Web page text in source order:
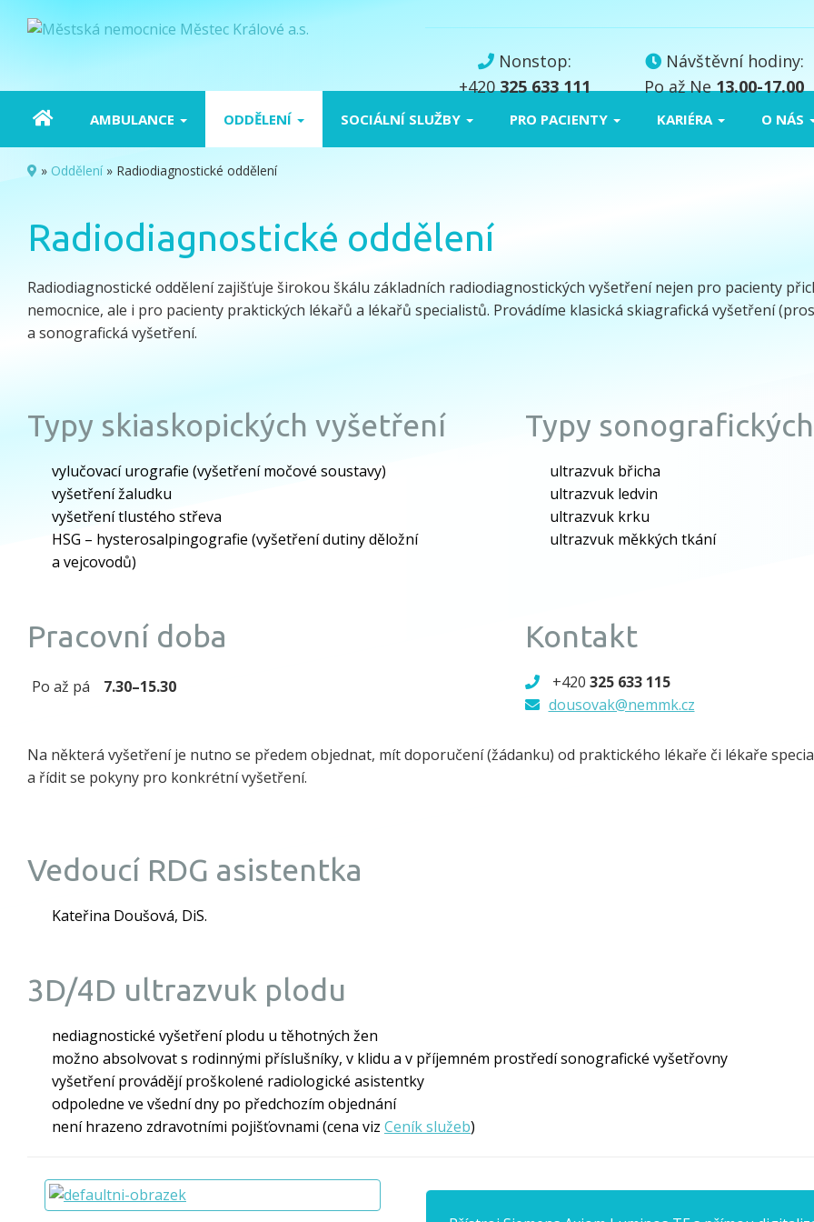
to
Nonstop:
+420 325 633 111
Návštěvní hodiny:
Po až Ne13.00-17.00
AMBULANCE ODDĚLENÍ SOCIÁLNÍ SLUŽBY PRO PACIENTY KARIÉRA O NÁS
» Oddělení» Radiodiagnostické oddělení
Radiodiagnostické oddělení
Radiodiagnostické oddělení zajišťuje širokou škálu základních radiodiagnostických vyšetření nejen pro pacienty
nemocnice, ale i pro pacienty praktických lékařů a lékařů specialistů. Provádíme klasická skiagrafická vyšetření
a sonografická vyšetření.
Typy skiaskopických vyšetření
vylučovací urografie (vyšetření močové soustavy)
vyšetření žaludku
vyšetření tlustého střeva
HSG – hysterosalpingografie (vyšetření dutiny děložní
a vejcovodů)
Typy
ultrazvuk břicha
ultrazvuk ledvin
ultrazvuk krku
ultrazvuk měkkých tkání
Pracovní doba
Po až pá 7.30–15.30
Kontakt
+420 325 633 115
dousovak@nemmk.cz
Na některá vyšetření je nutno se předem objednat, mít doporučení (žádanku) od praktického lékaře či lékaře
a řídit se pokyny pro konkrétní vyšetření.
Vedoucí RDG asistentka
Kateřina Doušová, DiS.
3D/4D ultrazvuk plodu
nediagnostické vyšetření plodu u těhotných žen
možno absolvovat s rodinnými příslušníky, v klidu a v příjemném prostředí sonografické vyšetřovny
vyšetření provádějí proškolené radiologické asistentky
odpoledne ve všední dny po předchozím objednání
není hrazeno zdravotními pojišťovnami (cena viz Ceník služeb)